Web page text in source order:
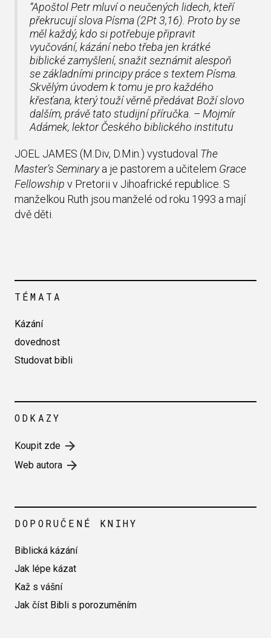
“Apoštol Petr mluví o neučených lidech, kteří
překrucují slova Písma (2Pt 3,16). Proto by se
měl každý, kdo si potřebuje připravit
vyučování, kázání nebo třeba jen krátké
biblické zamyšlení, snažit seznámit alespoň
se základními principy práce s textem Písma.
Skvělým úvodem k tomu je pro každého
křesťana, který touží věrně předávat Boží slovo
dalším, právě tato studijní příručka. – Mojmír
Adámek, lektor Českého biblického institutu
JOEL JAMES (M.Div, D.Min.) vystudoval The
Master’s Seminarya je pastorem a učitelem Grace
Fellowship v Pretorii v Jihoafrické republice. S
manželkou Ruth jsou manželé od roku 1993 a mají
dvě děti.
TÉMATA
Kázání
dovednost
Studovat bibli
ODKAZY
Koupit zde
Web autora
DOPORUČENÉ KNIHY
Biblická kázání
Jak lépe kázat
Kaž s vášní
Jak číst Bibli s porozuměním